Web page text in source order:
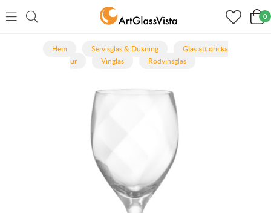
0
Hem Servisglas & Dukning
Glas att dricka
ur
Vinglas Rödvinsglas